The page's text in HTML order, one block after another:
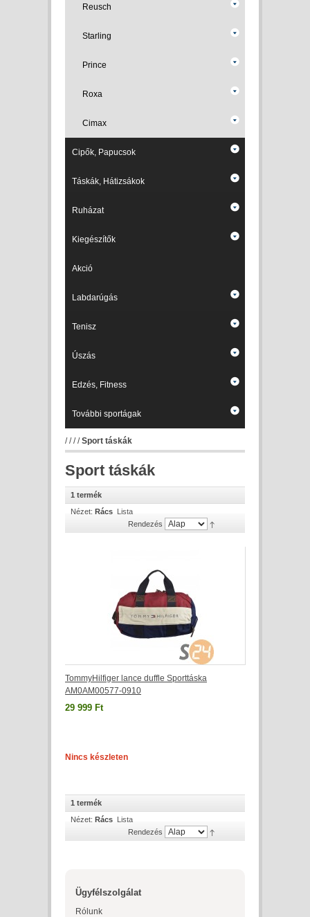
Reusch
Starling
Prince
Roxa
Cimax
Cipők, Papucsok
Táskák, Hátizsákok
Ruházat
Kiegészítők
Akció
Labdarúgás
Tenisz
Úszás
Edzés, Fitness
További sportágak
////Sport táskák
Sport táskák
1 termék
Nézet: Rács Lista
Rendezés
TommyHilfiger lance duffle Sporttáska
AM0AM00577-0910
29 999 Ft
Nincs készleten
1 termék
Nézet: Rács Lista
Rendezés
Ügyfélszolgálat
Rólunk